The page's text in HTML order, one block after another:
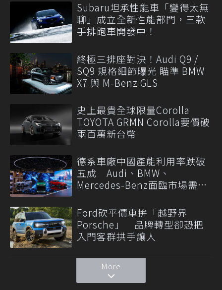
Subaru坦承性能車「變得太無
聊」成立全新性能部門，三款
手排跑車開發中！
終極三排座對決！Audi Q9 /
SQ9 規格細節曝光 瞄準 BMW
X7 與 M-Benz GLS
史上最貴全球限量Corolla
TOYOTA GRMN Corolla要價破
兩百萬新台幣
德系車廠中國產能利用率跌破
五成 Audi、BMW、
Mercedes-Benz面臨市場需求
Ford砍平價車拚「越野界
Porsche」 品牌轉型卻恐把
入門客群拱手讓人
More